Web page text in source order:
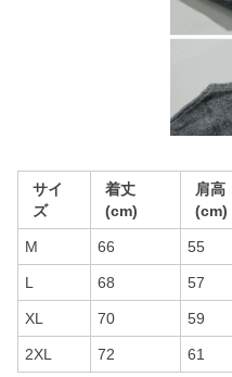
サイ
ズ
着丈
(cm)
肩高
(cm)
M 66 55
L 68 57
XL 70 59
2XL 72 61